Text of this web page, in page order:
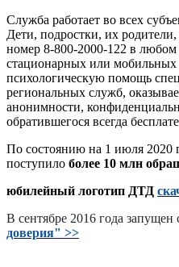
Служба работает во всех
Дети, подростки, их
номер 8-800-2000-122 в любом
стационарных или мобильных
психологическую помощь
региональных служб,
анонимности,
обратившегося всегда
По состоянию на 1 июля 2020
поступило более 10 млн
юбилейный логотип ДТД
В сентябре 2016 года запущен
доверия" >>